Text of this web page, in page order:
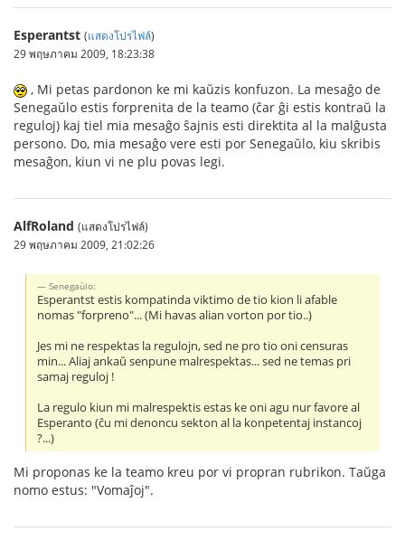
Esperantst (แสดงโปรไฟล์)
29 พฤษภาคม 2009, 18:23:38
, Mi petas pardonon ke mi kaŭzis konfuzon. La mesaĝo de
Senegaŭlo estis forprenita de la teamo (ĉar ĝi estis kontraŭ la
reguloj) kaj tiel mia mesaĝo ŝajnis esti direktita al la malĝusta
persono. Do, mia mesaĝo vere esti por Senegaŭlo, kiu skribis
mesaĝon, kiun vi ne plu povas legi.
AlfRoland (แสดงโปรไฟล์)
29 พฤษภาคม 2009, 21:02:26
Senegaùlo:
Esperantst estis kompatinda viktimo de tio kion li afable
nomas "forpreno"... (Mi havas alian vorton por tio..)
Jes mi ne respektas la regulojn, sed ne pro tio oni censuras
min... Aliaj ankaŭ senpune malrespektas... sed ne temas pri
samaj reguloj !
La regulo kiun mi malrespektis estas ke oni agu nur favore al
Esperanto (ĉu mi denoncu sekton al la konpetentaj instancoj
?...)
Mi proponas ke la teamo kreu por vi propran rubrikon. Taŭga
nomo estus: "Vomaĵoj".